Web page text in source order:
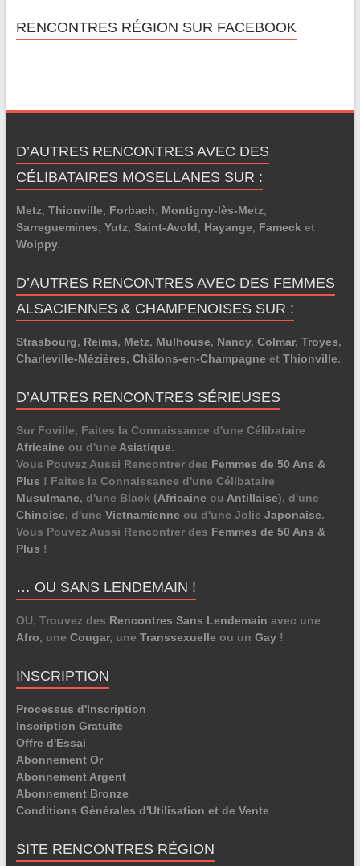
RENCONTRES RÉGION SUR FACEBOOK
D’AUTRES RENCONTRES AVEC DES
CÉLIBATAIRES MOSELLANES SUR :
Metz, Thionville, Forbach, Montigny-lès-Metz,
Sarreguemines, Yutz, Saint-Avold, Hayange, Fameck et
Woippy.
D’AUTRES RENCONTRES AVEC DES FEMMES
ALSACIENNES & CHAMPENOISES SUR :
Strasbourg, Reims, Metz, Mulhouse, Nancy, Colmar, Troyes,
Charleville-Mézières, Châlons-en-Champagne et Thionville.
D’AUTRES RENCONTRES SÉRIEUSES
Sur Foville, Faites la Connaissance d'une Célibataire
Africaine ou d'une Asiatique.
Vous Pouvez Aussi Rencontrer des Femmes de 50 Ans &
Plus ! Faites la Connaissance d'une Célibataire
Musulmane, d'une Black (Africaine ou Antillaise), d'une
Chinoise, d'une Vietnamienne ou d'une Jolie Japonaise.
Vous Pouvez Aussi Rencontrer des Femmes de 50 Ans &
Plus !
… OU SANS LENDEMAIN !
OU, Trouvez des Rencontres Sans Lendemain avec une
Afro, une Cougar, une Transsexuelle ou un Gay!
INSCRIPTION
Processus d'Inscription
Inscription Gratuite
Offre d'Essai
Abonnement Or
Abonnement Argent
Abonnement Bronze
Conditions Générales d'Utilisation et de Vente
SITE RENCONTRES RÉGION